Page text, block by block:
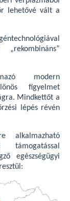
lehetővé vált a
modern
figyelmet
Mindkettőt a
lépés révén
alkalmazható
támogatással
egészségügyi